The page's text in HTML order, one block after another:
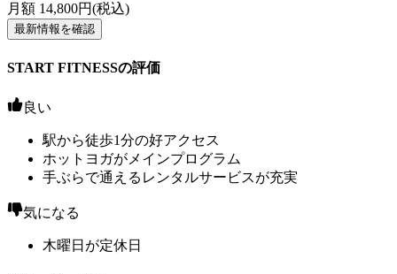
月額 14,800円(税込)
最新情報を確認
START FITNESSの評価
良い
駅から徒歩1分の好アクセス
ホットヨガがメインプログラム
手ぶらで通えるレンタルサービスが充実
気になる
木曜日が定休日